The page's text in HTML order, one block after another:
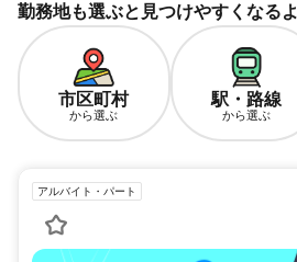
勤務地も選ぶと見つけやすくなるよ
市区町村
から選ぶ
駅・路線
から選ぶ
アルバイト・パート